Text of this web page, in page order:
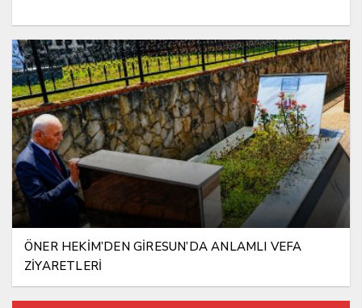
ÖNER HEKİM’DEN GİRESUN’DA ANLAMLI VEFA
ZİYARETLERİ